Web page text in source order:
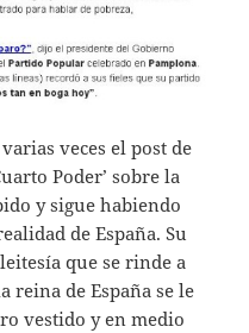
veces el post de
Poder’ sobre la
y sigue habiendo
de España. Su
que se rinde a
reina de España se le
vestido y en medio